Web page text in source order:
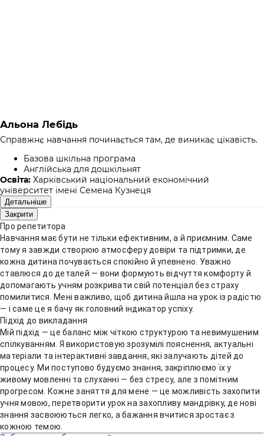
Альона Лебідь
Справжнє навчання починається там, де виникає цікавість.
Базова шкільна програма
Англійська для дошкільнят
Освіта: Харківський національний економічний
університет імені Семена Кузнеця
Детальніше
Закрити
Про репетитора
Навчання має бути не тільки ефективним, а й приємним. Саме
тому я завжди створюю атмосферу довіри та підтримки, де
кожна дитина почувається спокійно й упевнено. Уважно
ставлюся до деталей — вони формують відчуття комфорту й
допомагають учням розкривати свій потенціал без страху
помилитися. Мені важливо, щоб дитина йшла на урок із радістю
— і саме це я бачу як головний індикатор успіху.
Підхід до викладання
Мій підхід — це баланс між чіткою структурою та невимушеним
спілкуванням. Я використовую зрозумілі пояснення, актуальні
матеріали та інтерактивні завдання, які залучають дітей до
процесу. Ми поступово будуємо знання, закріплюємо їх у
живому мовленні та слуханні — без стресу, але з помітним
прогресом. Кожне заняття для мене — це можливість захопити
учня мовою, перетворити урок на захопливу мандрівку, де нові
знання засвоюються легко, а бажання вчитися зростає з
кожною темою.